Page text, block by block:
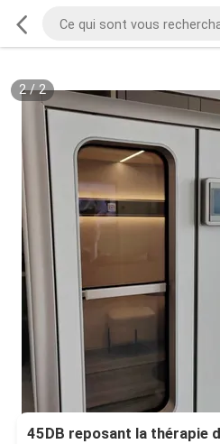
2/2
45DB reposant la thérapie